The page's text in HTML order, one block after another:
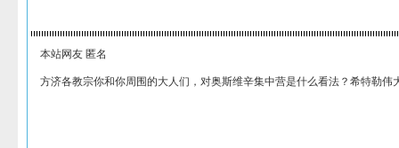
本站网友 匿名
方济各教宗你和你周围的大人们，对奥斯维辛集中营是什么看法？希特勒伟